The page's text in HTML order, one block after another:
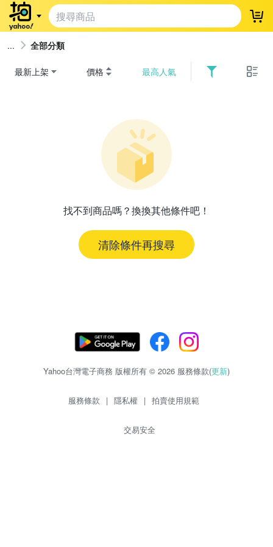
登
全部分類
最新上架 價格 最高人氣
找不到商品嗎？換換其他條件吧！
清除條件再搜尋
Yahoo台灣電子商務 版權所有 © 2026 服務條款(更新)
服務條款 | 隱私權 | 拍賣使用規範
交易安全